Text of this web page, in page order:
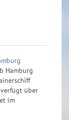
Hamburg
verfügt über
im